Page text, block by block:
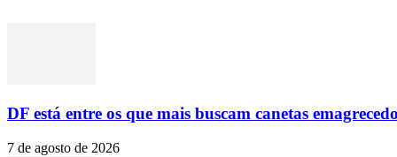
DF está entre os que mais buscam canetas
7 de agosto de 2026